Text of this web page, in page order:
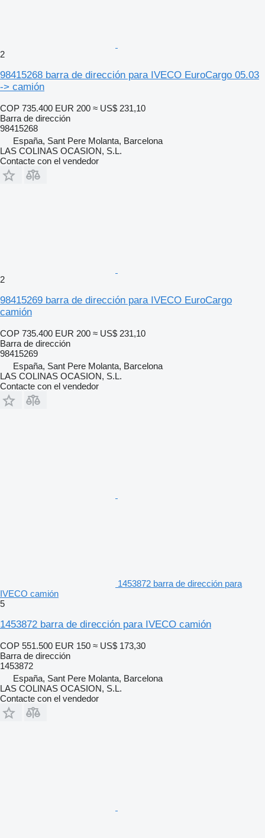
2
98415268 barra de dirección para IVECO EuroCargo 05.03
-> camión
COP 735.400 EUR 200 ≈ US$ 231,10
Barra de dirección
98415268
España, Sant Pere Molanta, Barcelona
LAS COLINAS OCASION, S.L.
Contacte con el vendedor
2
98415269 barra de dirección para IVECO EuroCargo
camión
COP 735.400 EUR 200 ≈ US$ 231,10
Barra de dirección
98415269
España, Sant Pere Molanta, Barcelona
LAS COLINAS OCASION, S.L.
Contacte con el vendedor
1453872 barra de dirección para
IVECO camión
5
1453872 barra de dirección para IVECO camión
COP 551.500 EUR 150 ≈ US$ 173,30
Barra de dirección
1453872
España, Sant Pere Molanta, Barcelona
LAS COLINAS OCASION, S.L.
Contacte con el vendedor